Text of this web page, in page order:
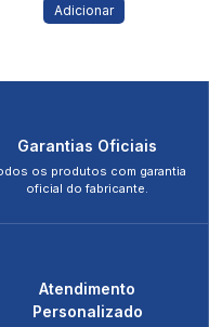
Adicionar
Garantias Oficiais
os produtos com garantia
oficial do fabricante.
Atendimento
Personalizado